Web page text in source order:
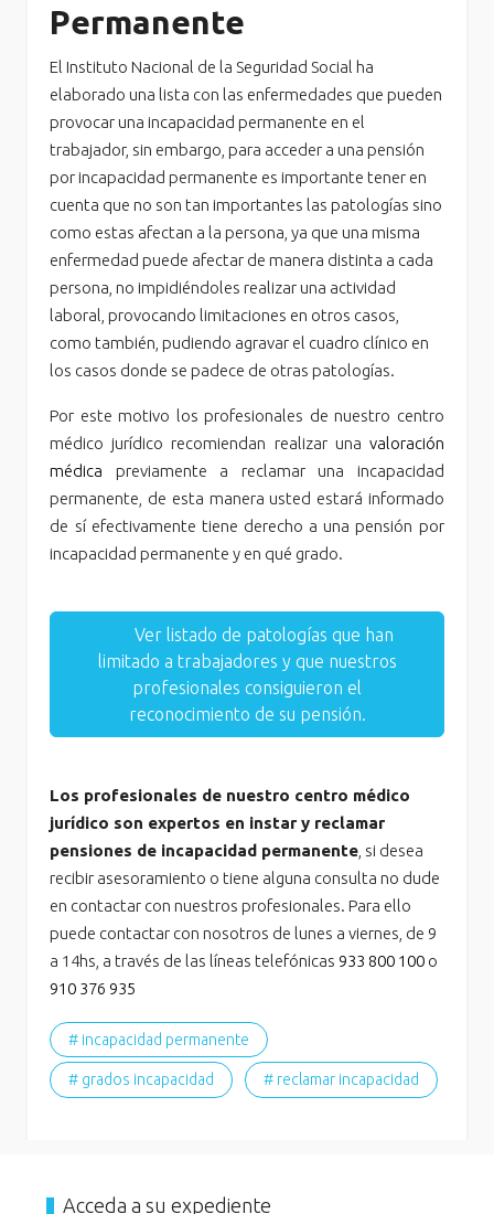
Permanente
El Instituto Nacional de la Seguridad Social ha
elaborado una lista con las enfermedades que pueden
provocar una incapacidad permanente en el
trabajador, sin embargo, para acceder a una pensión
por incapacidad permanente es importante tener en
cuenta que no son tan importantes las patologías sino
como estas afectan a la persona, ya que una misma
enfermedad puede afectar de manera distinta a cada
persona, no impidiéndoles realizar una actividad
laboral, provocando limitaciones en otros casos,
como también, pudiendo agravar el cuadro clínico en
los casos donde se padece de otras patologías.
Por este motivo los profesionales de nuestro centro
médico jurídico recomiendan realizar una valoración
médica previamente a reclamar una incapacidad
permanente, de esta manera usted estará informado
de sí efectivamente tiene derecho a una pensión por
incapacidad permanente y en qué grado.
Ver listado de patologías que han
limitado a trabajadores y que nuestros
profesionales consiguieron el
reconocimiento de su pensión.
Los profesionales de nuestro centro médico
jurídico son expertos en instar y reclamar
pensiones de incapacidad permanente , si desea
recibir asesoramiento o tiene alguna consulta no dude
en contactar con nuestros profesionales. Para ello
puede contactar con nosotros de lunes a viernes, de 9
a 14hs, a través de las líneas telefónicas 933 800 100 o
910 376 935
# incapacidad permanente
# grados incapacidad # reclamar incapacidad
Acceda a su expediente